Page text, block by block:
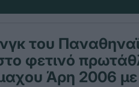
του
φετινό
Άρη 2006